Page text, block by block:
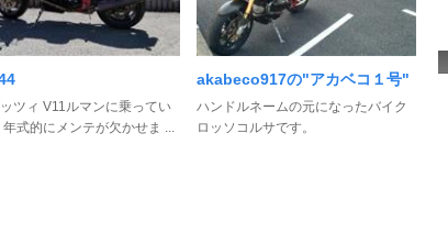
ツィ V11ルマンに乗ってい
年式的にメンテが欠かせま ...
akabeco917の"アカベコ１号"
ハンドルネームの元になったバイク
ロッソコルサです。